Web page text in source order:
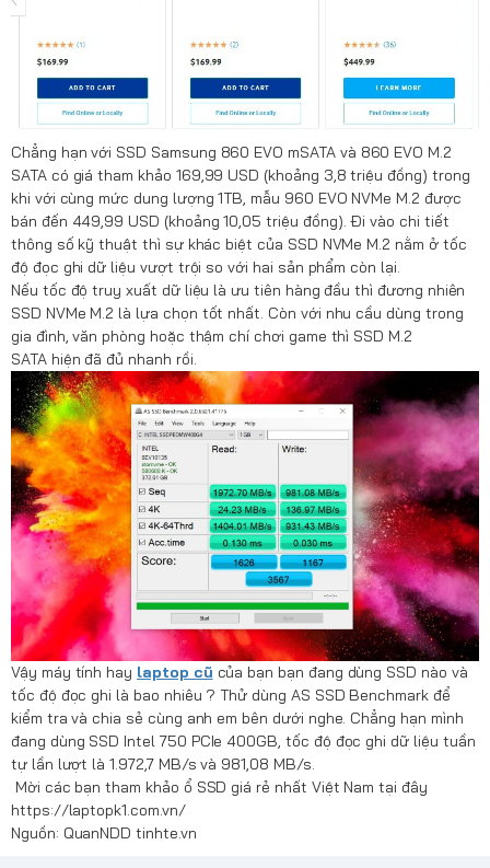
Chẳng hạn với SSD Samsung 860 EVO mSATA và 860 EVO M.2
SATA có giá tham khảo 169,99 USD (khoảng 3,8 triệu đồng) trong
khi với cùng mức dung lượng 1TB, mẫu 960 EVO NVMe M.2 được
bán đến 449,99 USD (khoảng 10,05 triệu đồng). Đi vào chi tiết
thông số kỹ thuật thì sự khác biệt của SSD NVMe M.2 nằm ở tốc
độ đọc ghi dữ liệu vượt trội so với hai sản phẩm còn lại.
Nếu tốc độ truy xuất dữ liệu là ưu tiên hàng đầu thì đương nhiên
SSD NVMe M.2 là lựa chọn tốt nhất. Còn với nhu cầu dùng trong
gia đình, văn phòng hoặc thậm chí chơi game thì SSD M.2
SATA hiện đã đủ nhanh rồi.
Vậy máy tính hay laptop cũ của bạn bạn đang dùng SSD nào và
tốc độ đọc ghi là bao nhiêu ? Thử dùng AS SSD Benchmark để
kiểm tra và chia sẻ cùng anh em bên dưới nghe. Chẳng hạn mình
đang dùng SSD Intel 750 PCIe 400GB, tốc độ đọc ghi dữ liệu tuần
tự lần lượt là 1.972,7 MB/s và 981,08 MB/s.
Mời các bạn tham khảo ổ SSD giá rẻ nhất Việt Nam tại đây
https://laptopk1.com.vn/
Nguồn: QuanNDD tinhte.vn